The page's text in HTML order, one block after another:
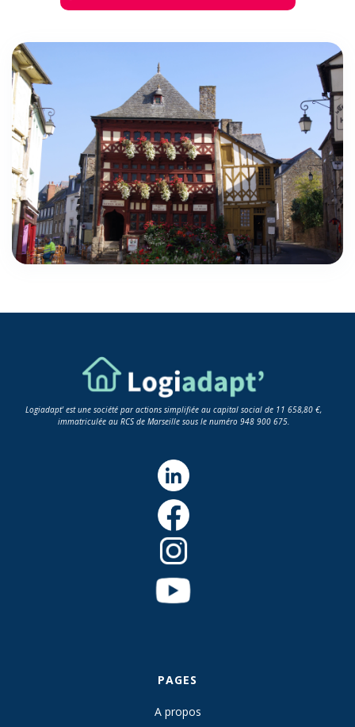
Logiadapt' est une société par actions simplifiée au capital social de 11 658,80 €,
immatriculée au RCS de Marseille sous le numéro 948 900 675.
PAGES
A propos